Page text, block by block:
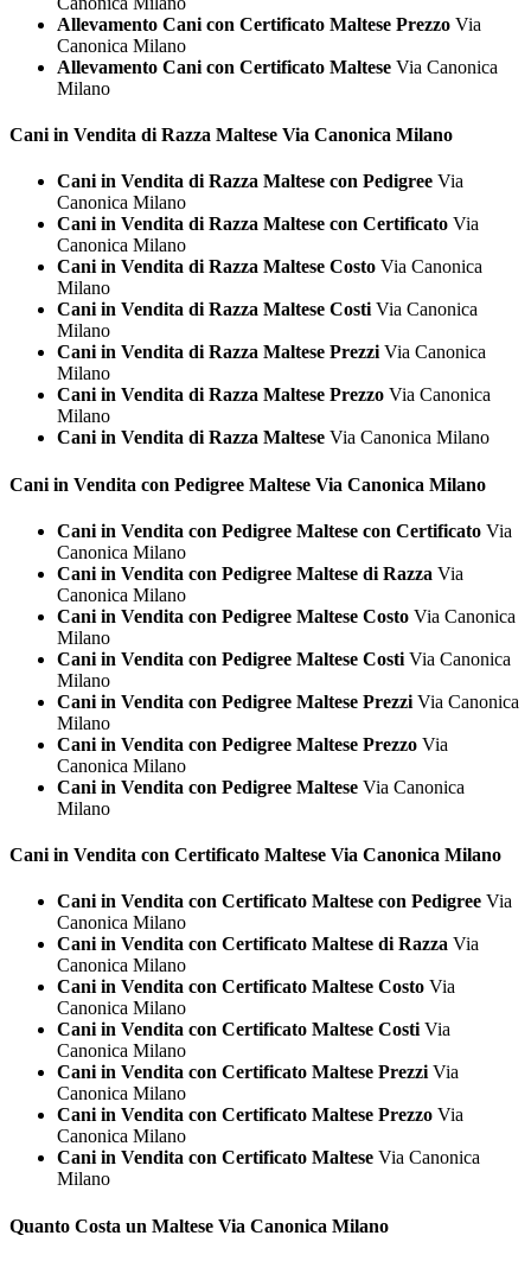
Allevamento Cani con Certificato Maltese Prezzo Via
Canonica Milano
Allevamento Cani con Certificato Maltese Via Canonica
Milano
Cani in Vendita di Razza Maltese Via Canonica Milano
Cani in Vendita di Razza Maltese con Pedigree Via
Canonica Milano
Cani in Vendita di Razza Maltese con Certificato Via
Canonica Milano
Cani in Vendita di Razza Maltese Costo Via Canonica
Milano
Cani in Vendita di Razza Maltese CostiVia Canonica
Milano
Cani in Vendita di Razza Maltese PrezziVia Canonica
Milano
Cani in Vendita di Razza Maltese Prezzo Via Canonica
Milano
Cani in Vendita di Razza Maltese Via Canonica Milano
Cani in Vendita con Pedigree Maltese Via Canonica Milano
Cani in Vendita con Pedigree Maltese con Certificato Via
Canonica Milano
Cani in Vendita con Pedigree Maltese di Razza Via
Canonica Milano
Cani in Vendita con Pedigree Maltese Costo Via Canonica
Milano
Cani in Vendita con Pedigree Maltese Costi Via Canonica
Milano
Cani in Vendita con Pedigree Maltese Prezzi Via Canonica
Milano
Cani in Vendita con Pedigree Maltese Prezzo Via
Canonica Milano
Cani in Vendita con Pedigree Maltese Via Canonica
Milano
Cani in Vendita con Certificato Maltese Via Canonica Milano
Cani in Vendita con Certificato Maltese con Pedigree Via
Canonica Milano
Cani in Vendita con Certificato Maltese di Razza Via
Canonica Milano
Cani in Vendita con Certificato Maltese Costo Via
Canonica Milano
Cani in Vendita con Certificato Maltese CostiVia
Canonica Milano
Cani in Vendita con Certificato Maltese PrezziVia
Canonica Milano
Cani in Vendita con Certificato Maltese Prezzo Via
Canonica Milano
Cani in Vendita con Certificato Maltese Via Canonica
Milano
Quanto Costa un Maltese Via Canonica Milano